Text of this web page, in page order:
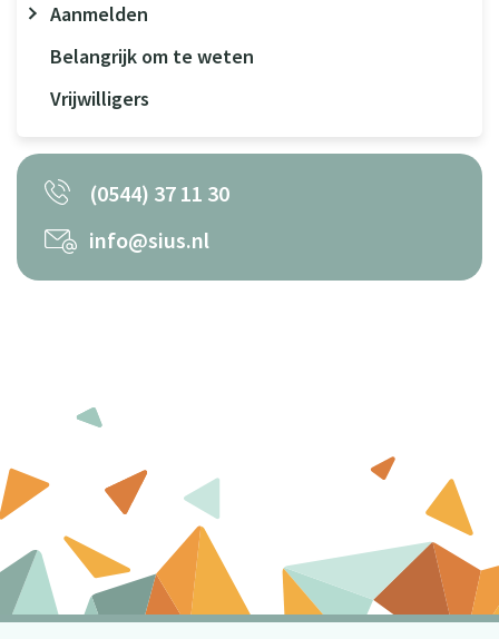
Aanmelden
Belangrijk om te weten
Vrijwilligers
(0544) 37 11 30
info@sius.nl